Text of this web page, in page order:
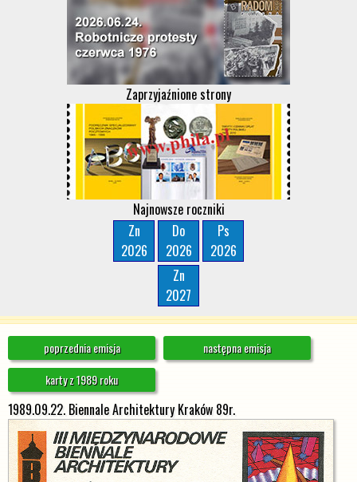
Zaprzyjaźnione strony
Najnowsze roczniki
Zn
2026
Do
2026
Ps
2026
Zn
2027
poprzednia emisja
następna emisja
karty z 1989 roku
1989.09.22. Biennale Architektury Kraków 89r.